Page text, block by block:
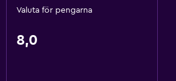
Valuta för pengarna
8,0